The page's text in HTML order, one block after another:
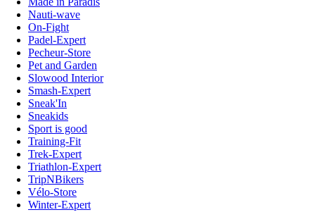
Nauti-wave
On-Fight
Padel-Expert
Pecheur-Store
Pet and Garden
Slowood Interior
Smash-Expert
Sneak'In
Sneakids
Sport is good
Training-Fit
Trek-Expert
Triathlon-Expert
TripNBikers
Vélo-Store
Winter-Expert